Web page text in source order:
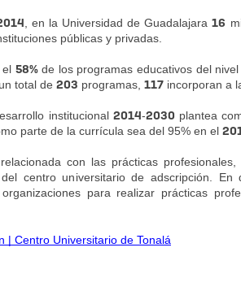
, en la Universidad de Guadalajara 16
públicas y privadas.
, el 58% de los programas educativos del
total de 203 programas, 117 incorporan a
institucional 2014-2030 plantea
parte de la currícula sea del 95% en el
con las prácticas
centro universitario de adscripción.
para realizar prácticas
| Centro Universitario de Tonalá